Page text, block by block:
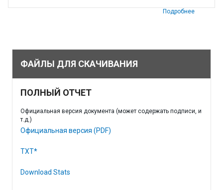
Подробнее
ФАЙЛЫ ДЛЯ СКАЧИВАНИЯ
ПОЛНЫЙ ОТЧЕТ
Официальная версия документа (может содержать подписи, и
т.д.)
Официальная версия (PDF)
TXT*
Download Stats